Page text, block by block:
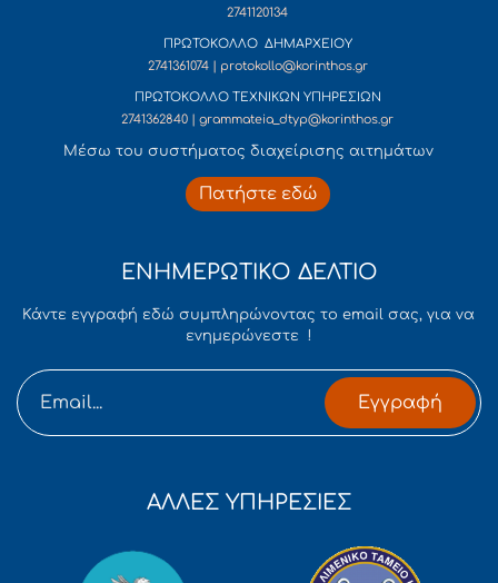
2741120134
ΠΡΩΤΟΚΟΛΛΟ ΔΗΜΑΡΧΕΙΟΥ
2741361074 | protokollo@korinthos.gr
ΠΡΩΤΟΚΟΛΛΟ ΤΕΧΝΙΚΩΝ ΥΠΗΡΕΣΙΩΝ
2741362840 | grammateia_dtyp@korinthos.gr
Mέσω του συστήματος διαχείρισης αιτημάτων
Πατήστε εδώ
ΕΝΗΜΕΡΩΤΙΚΟ ΔΕΛΤΙΟ
Κάντε εγγραφή εδώ συμπληρώνοντας το email σας, για να
ενημερώνεστε !
Εγγραφή
ΑΛΛΕΣ ΥΠΗΡΕΣΙΕΣ